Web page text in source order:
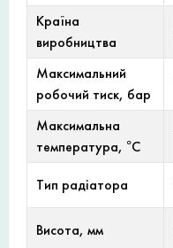
Країна
виробництва
Максимальний
робочий тиск, бар
Максимальна
температура, °С
Тип радіатора
Висота, мм